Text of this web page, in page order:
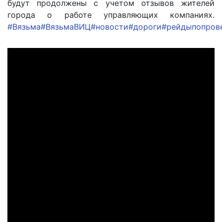
будут продолжены с учетом отзывов жителей
города о работе управляющих компаниях.
#Вязьма#ВязьмаВИЦ#новости#дороги